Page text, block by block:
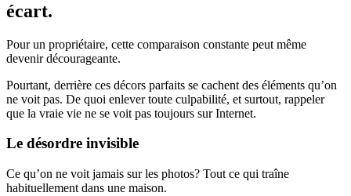
écart.
Pour un propriétaire, cette comparaison constante peut même
devenir décourageante.
Pourtant, derrière ces décors parfaits se cachent des éléments qu’on
ne voit pas. De quoi enlever toute culpabilité, et surtout, rappeler
que la vraie vie ne se voit pas toujours sur Internet.
Le désordre invisible
Ce qu’on ne voit jamais sur les photos? Tout ce qui traîne
habituellement dans une maison.